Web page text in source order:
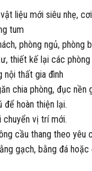
liệu mới siêu nhẹ,
tum
phòng ngủ, phòng
thiết kế lại các
nội thất gia đình
chia phòng, đục nền
hoàn thiện lại.
chuyển vị trí mới.
cầu thang theo yêu
gạch, bằng đá hoặc